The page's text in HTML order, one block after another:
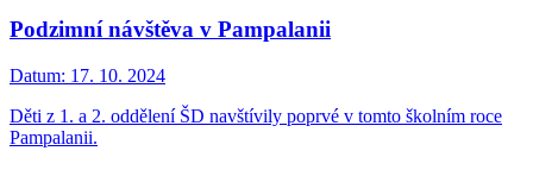
Podzimní návštěva v Pampalanii
Datum: 17. 10. 2024
Děti z 1. a 2. oddělení ŠD navštívily poprvé v tomto školním roce
Pampalanii.